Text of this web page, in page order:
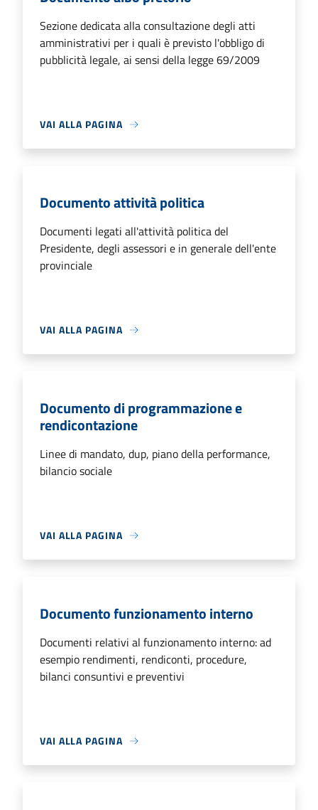
Sezione dedicata alla consultazione degli atti
amministrativi per i quali è previsto l'obbligo di
pubblicità legale, ai sensi della legge 69/2009
VAI ALLA PAGINA
Documento attività politica
Documenti legati all'attività politica del
Presidente, degli assessori e in generale dell'ente
provinciale
VAI ALLA PAGINA
Documento di programmazione e
rendicontazione
Linee di mandato, dup, piano della performance,
bilancio sociale
VAI ALLA PAGINA
Documento funzionamento interno
Documenti relativi al funzionamento interno: ad
esempio rendimenti, rendiconti, procedure,
bilanci consuntivi e preventivi
VAI ALLA PAGINA